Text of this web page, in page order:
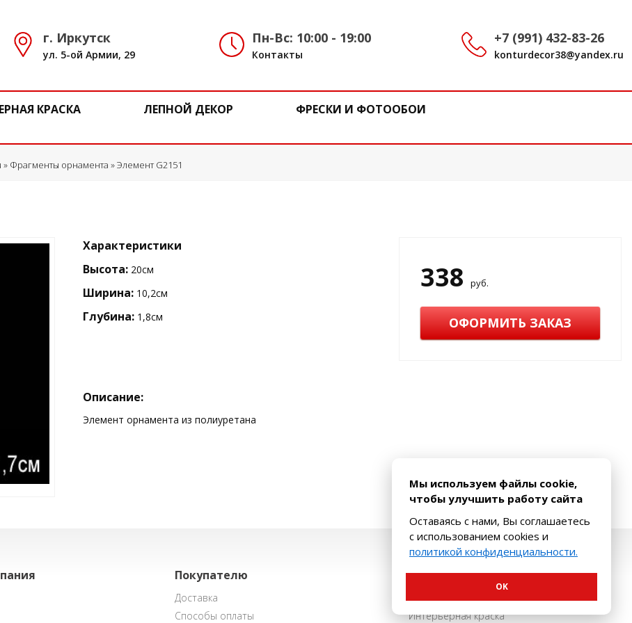
г. Иркутск
ул. 5-ой Армии, 29
Пн-Вс: 10:00 - 19:00
Контакты
+7 (991) 432-83-26
konturdecor38@yandex.ru
КРАСКА ЛЕПНОЙ ДЕКОР
ФРЕСКИ И ФОТООБОИ
» Фрагменты орнамента » Элемент G2151
Характеристики
Высота: 20см
Ширина: 10,2см
Глубина: 1,8см
338 руб.
ОФОРМИТЬ ЗАКАЗ
Описание:
Элемент орнамента из полиуретана
Покупателю
Доставка
Способы оплаты
Наш каталог
Интерьерная краска
Мы используем файлы cookie,
чтобы улучшить работу сайта
Оставаясь с нами, Вы соглашаетесь
с использованием cookies и
политикой конфиденциальности.
OK